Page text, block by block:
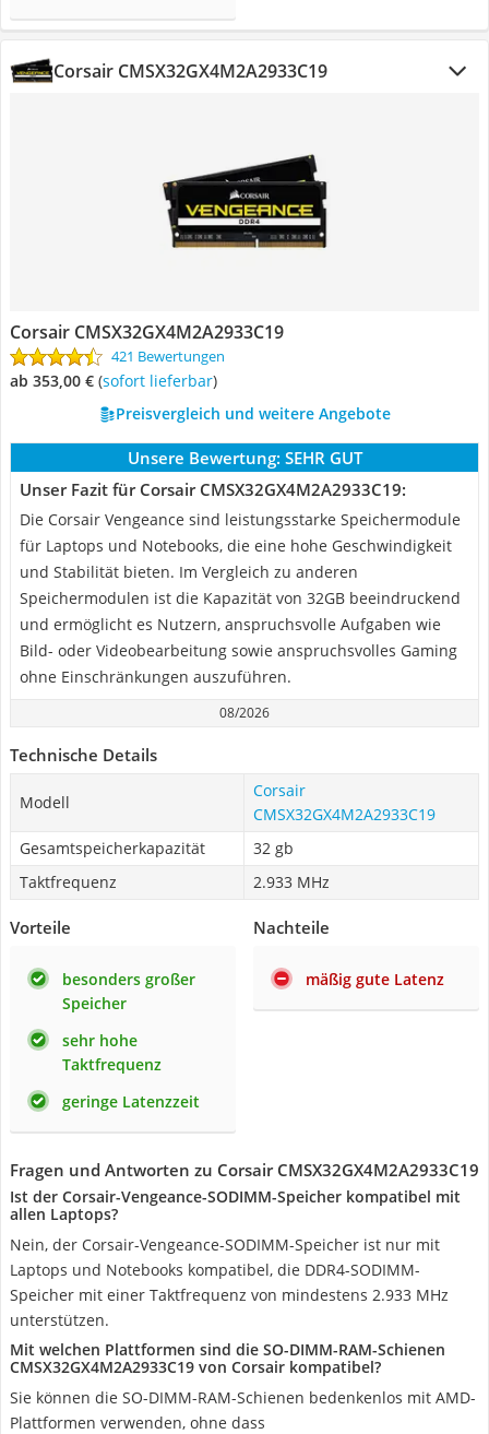
Corsair CMSX32GX4M2A2933C19
Corsair CMSX32GX4M2A2933C19
421 Bewertungen
ab 353,00 € ( Sofort lieferbar)
Preisvergleich und weitere Angebote
Unsere Bewertung: SEHR GUT
Unser Fazit für Corsair CMSX32GX4M2A2933C19:
Die Corsair Vengeance sind leistungsstarke Speichermodule
für Laptops und Notebooks, die eine hohe Geschwindigkeit
und Stabilität bieten. Im Vergleich zu anderen
Speichermodulen ist die Kapazität von 32GB beeindruckend
und ermöglicht es Nutzern, anspruchsvolle Aufgaben wie
Bild- oder Videobearbeitung sowie anspruchsvolles Gaming
ohne Einschränkungen auszuführen.
08/2026
Technische Details
Modell
Corsair
CMSX32GX4M2A2933C19
Gesamtspeicherkapazität
32 gb
Taktfrequenz
2.933 MHz
Vorteile
besonders großer
Speicher
sehr hohe
Taktfrequenz
geringe Latenzzeit
Nachteile
mäßig gute Latenz
Fragen und Antworten zu Corsair CMSX32GX4M2A2933C19
Ist der Corsair-Vengeance-SODIMM-Speicher kompatibel mit
allen Laptops?
Nein, der Corsair-Vengeance-SODIMM-Speicher ist nur mit
Laptops und Notebooks kompatibel, die DDR4-SODIMM-
Speicher mit einer Taktfrequenz von mindestens 2.933 MHz
unterstützen.
Mit welchen Plattformen sind die SO-DIMM-RAM-Schienen
CMSX32GX4M2A2933C19 von Corsair kompatibel?
Sie können die SO-DIMM-RAM-Schienen bedenkenlos mit AMD-
Plattformen verwenden, ohne dass